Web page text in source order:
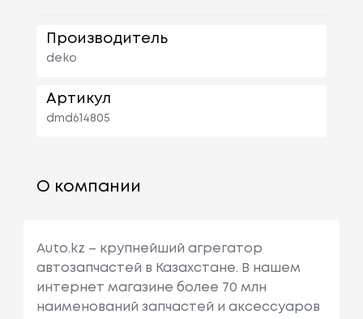
Производитель
deko
Артикул
dmd614805
О компании
Auto.kz – крупнейший агрегатор
автозапчастей в Казахстане. В нашем
интернет магазине более 70 млн
наименований запчастей и аксессуаров